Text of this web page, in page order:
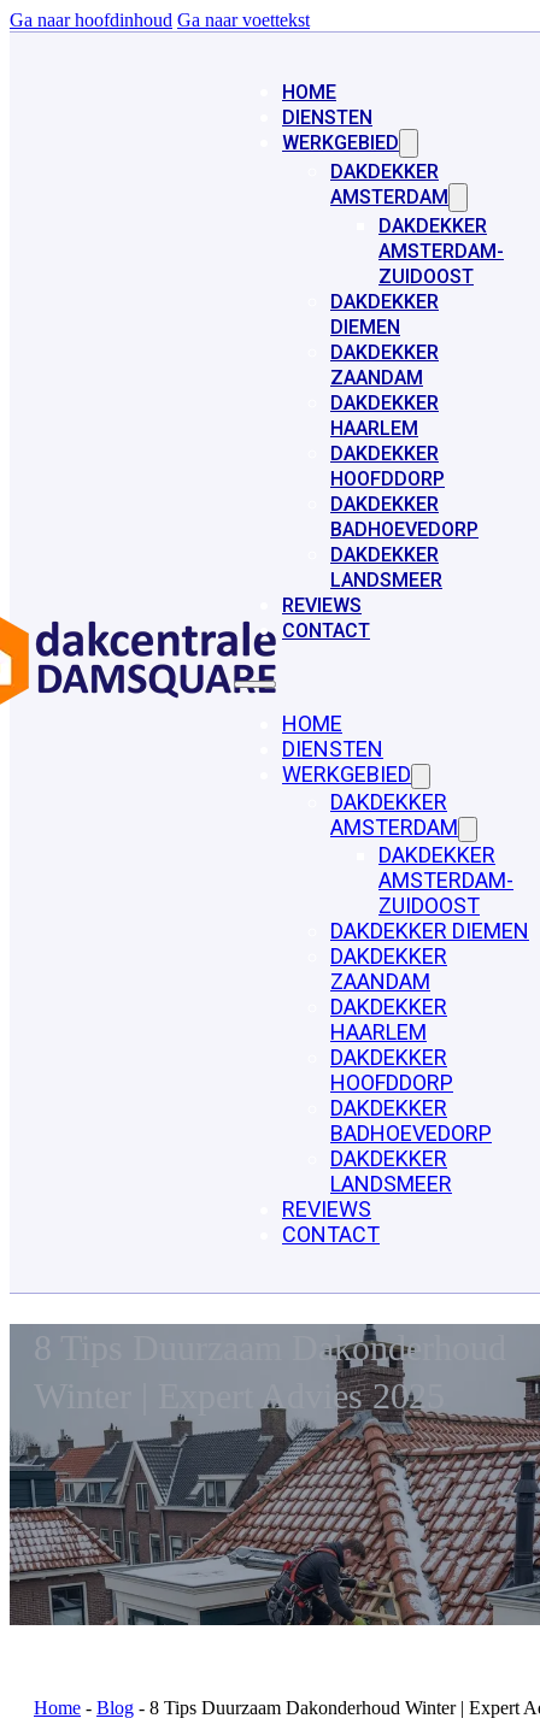
Ga naar hoofdinhoud Ga naar voettekst
HOME
DIENSTEN
WERKGEBIED
DAKDEKKER
AMSTERDAM
DAKDEKKER
AMSTERDAM-
ZUIDOOST
DAKDEKKER
DIEMEN
DAKDEKKER
ZAANDAM
DAKDEKKER
HAARLEM
DAKDEKKER
HOOFDDORP
DAKDEKKER
BADHOEVEDORP
DAKDEKKER
LANDSMEER
REVIEWS
CONTACT
HOME
DIENSTEN
WERKGEBIED
DAKDEKKER
AMSTERDAM
DAKDEKKER
AMSTERDAM-
ZUIDOOST
DAKDEKKER DIEMEN
DAKDEKKER
ZAANDAM
DAKDEKKER
HAARLEM
DAKDEKKER
HOOFDDORP
DAKDEKKER
BADHOEVEDORP
DAKDEKKER
LANDSMEER
REVIEWS
CONTACT
8 Tips Duurzaam Dakonderhoud
Winter | Expert Advies 2025
Home - Blog - 8 Tips Duurzaam Dakonderhoud Winter | Expert